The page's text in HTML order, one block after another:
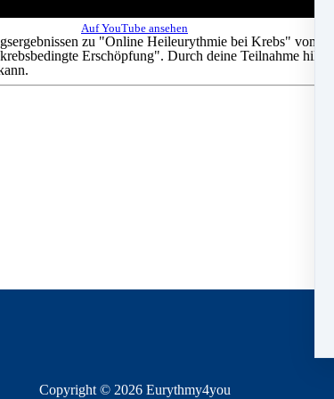
Auf YouTube ansehen
zu "Online Heileurythmie bei Krebs" vom
Erschöpfung". Durch deine Teilnahme hilfst
Copyright © 2026 Eurythmy4you